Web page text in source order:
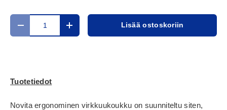
Määrä
Translation missing: fi.cart.items.decrease_quantity
Translation missing:Lisää ostoskoriin
Tuotetiedot
Novita ergonominen virkkuukoukku on suunniteltu siten,